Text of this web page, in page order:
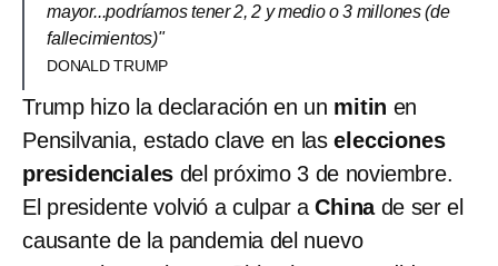
mayor...podríamos tener 2, 2 y medio o 3 millones (de
fallecimientos)"
DONALD TRUMP
Trump hizo la declaración en un mitin en
Pensilvania, estado clave en laselecciones
presidenciales del próximo 3 de noviembre.
El presidente volvió a culpar aChinade ser el
causante de la pandemia del nuevo